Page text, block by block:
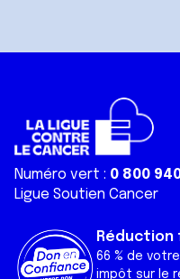
Numéro vert : 0 800
Ligue Soutien Cancer
Réduction
66 % de
impôt sur le